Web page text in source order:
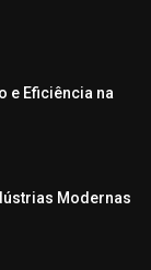
e Eficiência na
Modernas